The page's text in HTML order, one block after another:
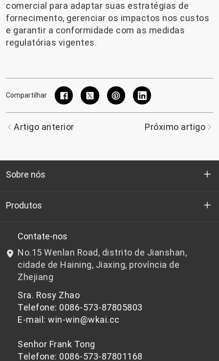
comercial para adaptar suas estratégias de
fornecimento, gerenciar os impactos nos custos
e garantir a conformidade com as medidas
regulatórias vigentes.
Compartilhar
Artigo anterior Próximo artigo
Sobre nós
Quem somos
P&D
Notícias e Eventos
política de Privacidade
Produtos
Chips de PET de qualidade para garrafas
Chips de PET não adequados para garrafas
Contate-nos
No.15 Wenlan Road, distrito de Jianshan,
cidade de Haining, Jiaxing, província de
Zhejiang
Sra. Rosy Zhao
Telefone: 0086-573-87805803
E-mail: win-win@wkai.cc
Senhor Frank Tong
Telefone: 0086-573-87801168